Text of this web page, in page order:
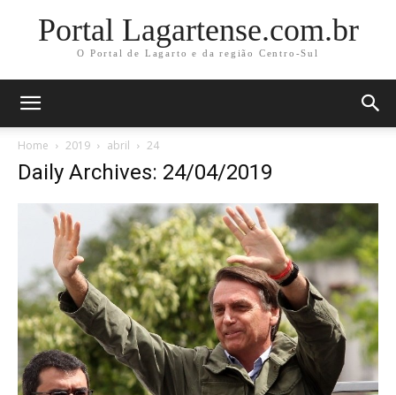
Portal Lagartense.com.br
O Portal de Lagarto e da região Centro-Sul
Home 2019 abril 24
Daily Archives: 24/04/2019